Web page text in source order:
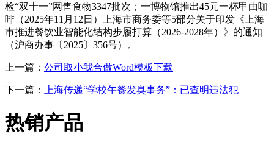
检“双十一”网售食物3347批次；一博物馆推出45元一杯甲由咖
啡（2025年11月12日）上海市商务委等5部分关于印发《上海
市推进餐饮业智能化结构步履打算（2026-2028年）》的通知
（沪商办事〔2025〕356号）。
上一篇： 公司取小我合做Word模板下载
下一篇： 上海传递“学校午餐发臭事务”：已查明违法犯
热销产品